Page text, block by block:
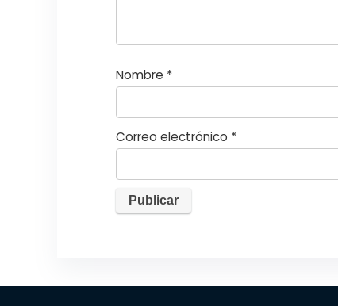
Nombre *
Correo electrónico *